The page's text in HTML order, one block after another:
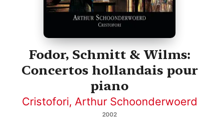
Fodor, Schmitt & Wilms:
Concertos hollandais pour
piano
Cristofori, Arthur Schoonderwoerd
2002